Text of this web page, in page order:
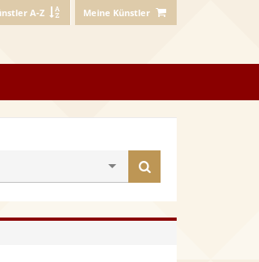
A-Z Meine Künstler
finden